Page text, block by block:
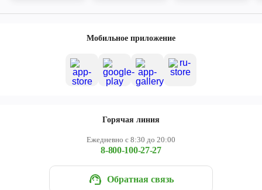
Мобильное приложение
Горячая линия
Ежедневно с 8:30 до 20:00
8-800-100-27-27
Обратная связь